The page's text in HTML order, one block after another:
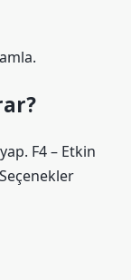
F4 – Etkin